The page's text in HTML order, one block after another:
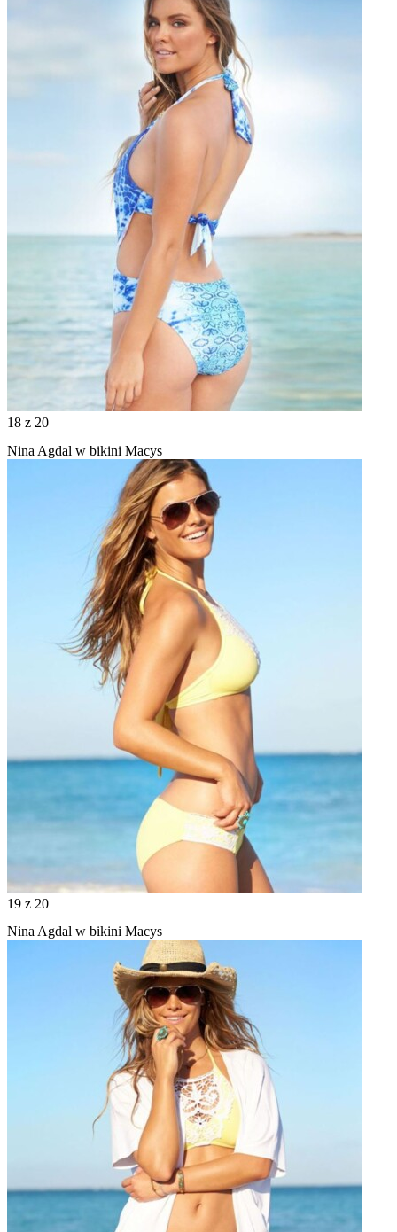
18 z 20
Nina Agdal w bikini Macys
19 z 20
Nina Agdal w bikini Macys